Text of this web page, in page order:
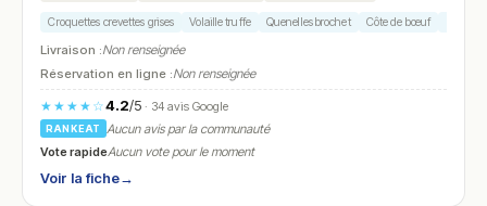
Croquettes crevettes grises Volaille truffe Quenelles brochet Côte de bœuf
Livraison :Non renseignée
Réservation en ligne :Non renseignée
★★★★☆4.2/5· 34 avis Google
RANKEAT
Aucun avis par la communauté
Vote rapideAucun vote pour le moment
Voir la fiche→